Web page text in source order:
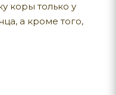
коры только у
а кроме того,